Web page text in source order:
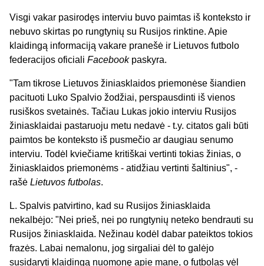
Visgi vakar pasirodęs interviu buvo paimtas iš konteksto ir
nebuvo skirtas po rungtynių su Rusijos rinktine. Apie
klaidingą informaciją vakare pranešė ir Lietuvos futbolo
federacijos oficiali Facebook paskyra.
"Tam tikrose Lietuvos žiniasklaidos priemonėse šiandien
pacituoti Luko Spalvio žodžiai, perspausdinti iš vienos
rusiškos svetainės. Tačiau Lukas jokio interviu Rusijos
žiniasklaidai pastaruoju metu nedavė - t.y. citatos gali būti
paimtos be konteksto iš pusmečio ar daugiau senumo
interviu. Todėl kviečiame kritiškai vertinti tokias žinias, o
žiniasklaidos priemonėms - atidžiau vertinti šaltinius", -
rašė Lietuvos futbolas.
L. Spalvis patvirtino, kad su Rusijos žiniasklaida
nekalbėjo: "Nei prieš, nei po rungtynių neteko bendrauti su
Rusijos žiniasklaida. Nežinau kodėl dabar pateiktos tokios
frazės. Labai nemalonu, jog sirgaliai dėl to galėjo
susidaryti klaidingą nuomonę apie mane, o futbolas vėl